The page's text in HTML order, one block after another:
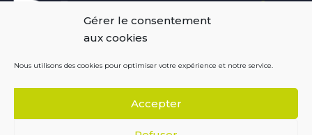
Gérer le consentement
aux cookies
Nous utilisons des cookies pour optimiser votre expérience et notre service.
Accepter